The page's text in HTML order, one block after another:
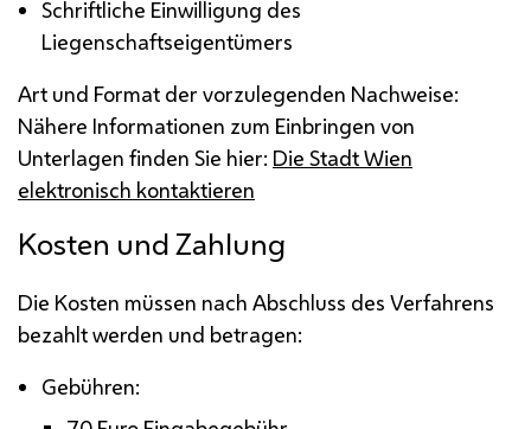
Schriftliche Einwilligung des
Liegenschaftseigentümers
Art und Format der vorzulegenden Nachweise:
Nähere Informationen zum Einbringen von
Unterlagen finden Sie hier: Die Stadt Wien
elektronisch kontaktieren
Kosten und Zahlung
Die Kosten müssen nach Abschluss des Verfahrens
bezahlt werden und betragen:
Gebühren: